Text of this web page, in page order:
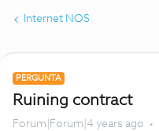
Internet NOS
PERGUNTA
Ruining contract
Forum|Forum|4 years ago